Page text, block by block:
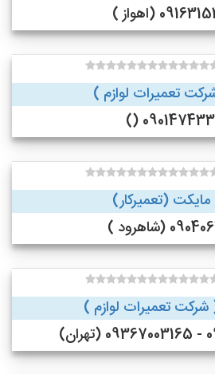
(اهواز )
تعمیرات لوازم )
(تعمیرکار)
(شاهرود )
شرکت تعمیرات لوازم )